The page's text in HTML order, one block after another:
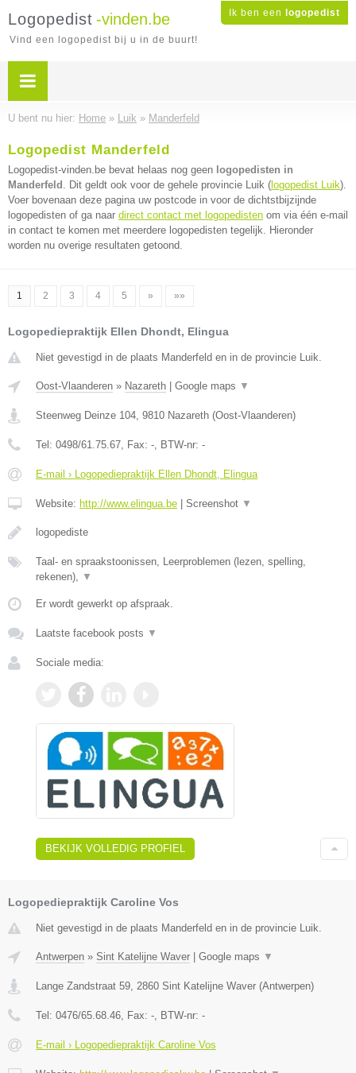
Ik ben een logopedist
Logopedist -vinden.be
Vind een logopedist bij u in de buurt!
U bent nu hier: Home » Luik » Manderfeld
Logopedist Manderfeld
Logopedist-vinden.be bevat helaas nog geen logopedisten in
Manderfeld . Dit geldt ook voor de gehele provincie Luik ( logopedist Luik).
Voer bovenaan deze pagina uw postcode in voor de dichtstbijzijnde
logopedisten of ga naar direct contact met logopedisten om via één e-mail
in contact te komen met meerdere logopedisten tegelijk. Hieronder
worden nu overige resultaten getoond.
1 2 3 4 5 » »»
Logopediepraktijk Ellen Dhondt, Elingua
Niet gevestigd in de plaats Manderfeld en in de provincie Luik.
Oost-Vlaanderen » Nazareth Google maps ▼
Steenweg Deinze 104, 9810 Nazareth (Oost-Vlaanderen)
Tel: 0498/61.75.67, Fax: -, BTW-nr: -
E-mail › Logopediepraktijk Ellen Dhondt, Elingua
Website: http://www.elingua.be Screenshot ▼
logopediste
Taal- en spraakstoonissen, Leerproblemen (lezen, spelling,
rekenen), ▼
Er wordt gewerkt op afspraak.
Laatste facebook posts ▼
Sociale media:
BEKIJK VOLLEDIG PROFIEL
Logopediepraktijk Caroline Vos
Niet gevestigd in de plaats Manderfeld en in de provincie Luik.
Antwerpen » Sint Katelijne Waver Google maps ▼
Lange Zandstraat 59, 2860 Sint Katelijne Waver (Antwerpen)
Tel: 0476/65.68.46, Fax: -, BTW-nr: -
E-mail › Logopediepraktijk Caroline Vos